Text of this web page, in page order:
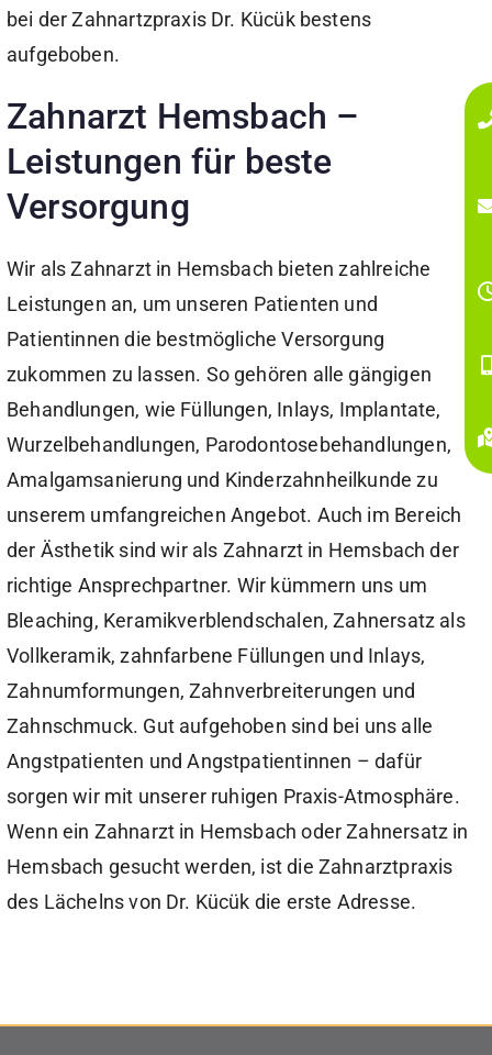
bei der Zahnartzpraxis Dr. Kücük bestens
aufgeboben.
Zahnarzt Hemsbach –
Leistungen für beste
Versorgung
Wir als Zahnarzt in Hemsbach bieten zahlreiche
Leistungen an, um unseren Patienten und
Patientinnen die bestmögliche Versorgung
zukommen zu lassen. So gehören alle gängigen
Behandlungen, wie Füllungen, Inlays, Implantate,
Wurzelbehandlungen, Parodontosebehandlungen,
Amalgamsanierung und Kinderzahnheilkunde zu
unserem umfangreichen Angebot. Auch im Bereich
der Ästhetik sind wir als Zahnarzt in Hemsbach der
richtige Ansprechpartner. Wir kümmern uns um
Bleaching, Keramikverblendschalen, Zahnersatz als
Vollkeramik, zahnfarbene Füllungen und Inlays,
Zahnumformungen, Zahnverbreiterungen und
Zahnschmuck. Gut aufgehoben sind bei uns alle
Angstpatienten und Angstpatientinnen – dafür
sorgen wir mit unserer ruhigen Praxis-Atmosphäre.
Wenn ein Zahnarzt in Hemsbach oder Zahnersatz in
Hemsbach gesucht werden, ist die Zahnarztpraxis
des Lächelns von Dr. Kücük die erste Adresse.